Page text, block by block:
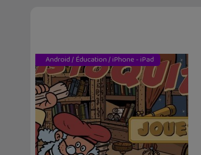
Android/ Éducation/iPhone - iPad